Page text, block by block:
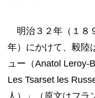
明治３２年（１８
年）にかけて、毅陸
ュー（Anatol Leroy-
Les Tsarset les
人）」（原文はフラ